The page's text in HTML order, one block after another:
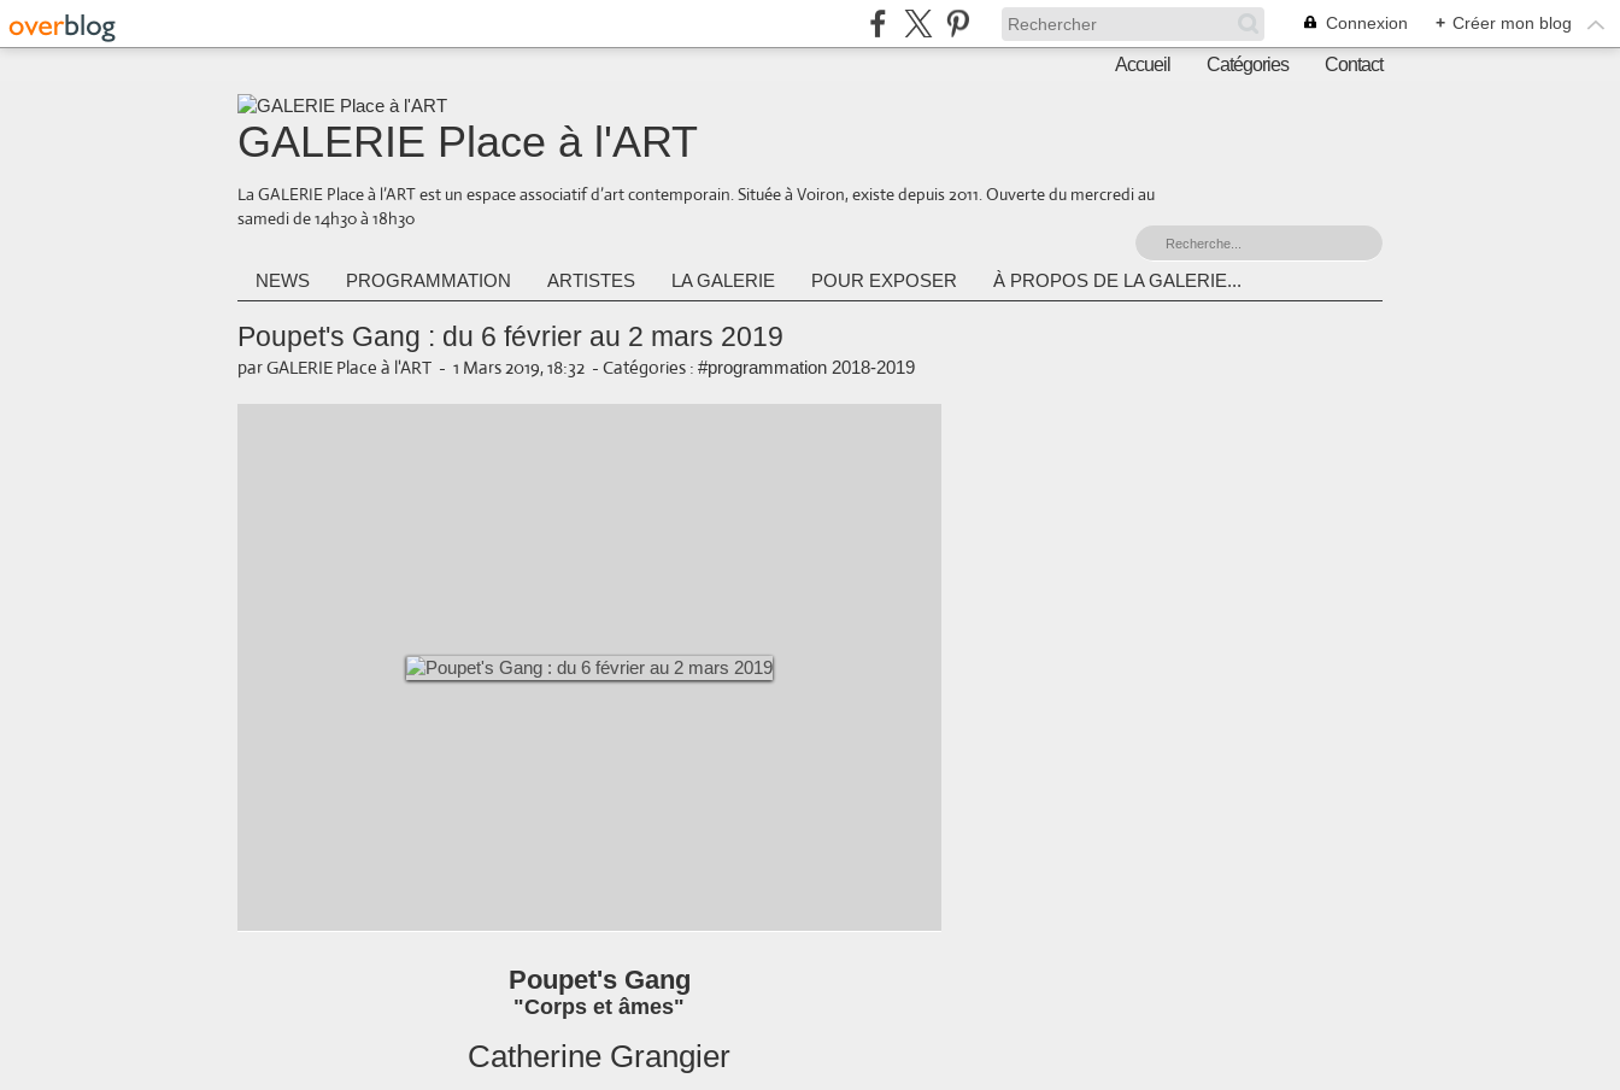
Connexion + Créer mon blog
Accueil Catégories Contact
GALERIE Place à l'ART
La GALERIE Place à l’ART est un espace associatif d’art contemporain. Située à Voiron, existe depuis 2011. Ouverte du mercredi au
samedi de 14h30 à 18h30
NEWS PROGRAMMATION ARTISTES LA GALERIE POUR EXPOSER À PROPOS DE LA GALERIE...
Poupet's Gang : du 6 février au 2 mars 2019
par GALERIE Place à l'ART - 1 Mars 2019, 18:32 - Catégories : #programmation 2018-2019
Poupet's Gang
"Corps et âmes"
Catherine Grangier